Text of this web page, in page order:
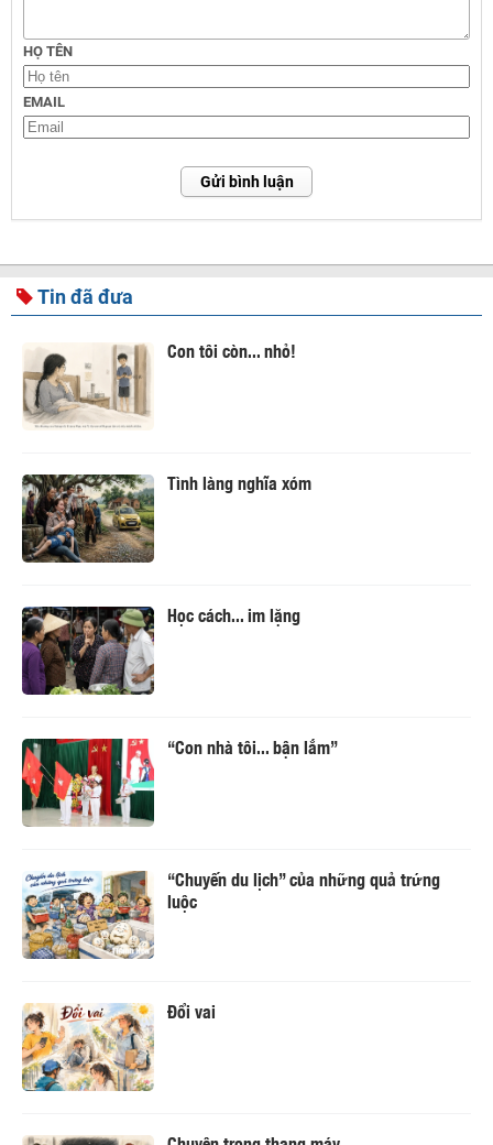
HỌ TÊN
EMAIL
Gửi bình luận
Tin đã đưa
Con tôi còn... nhỏ!
Tình làng nghĩa xóm
Học cách... im lặng
“Con nhà tôi... bận lắm”
“Chuyến du lịch” của những quả trứng
luộc
Đổi vai